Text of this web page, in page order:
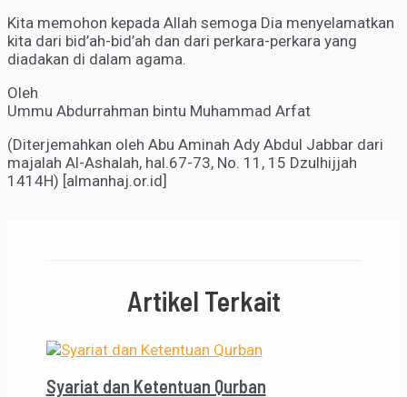
Kita memohon kepada Allah semoga Dia menyelamatkan
kita dari bid’ah-bid’ah dan dari perkara-perkara yang
diadakan di dalam agama.
Oleh
Ummu Abdurrahman bintu Muhammad Arfat
(Diterjemahkan oleh Abu Aminah Ady Abdul Jabbar dari
majalah Al-Ashalah, hal.67-73, No. 11, 15 Dzulhijjah
1414H) [almanhaj.or.id]
Artikel Terkait
Syariat dan Ketentuan Qurban